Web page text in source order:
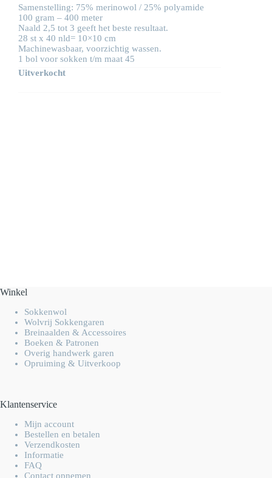
Samenstelling: 75% merinowol / 25% polyamide
100 gram – 400 meter
Naald 2,5 tot 3 geeft het beste resultaat.
28 st x 40 nld= 10×10 cm
Machinewasbaar, voorzichtig wassen.
1 bol voor sokken t/m maat 45
Uitverkocht
Winkel
Sokkenwol
Wolvrij Sokkengaren
Breinaalden & Accessoires
Boeken & Patronen
Overig handwerk garen
Opruiming & Uitverkoop
Klantenservice
Mijn account
Bestellen en betalen
Verzendkosten
Informatie
FAQ
Contact opnemen